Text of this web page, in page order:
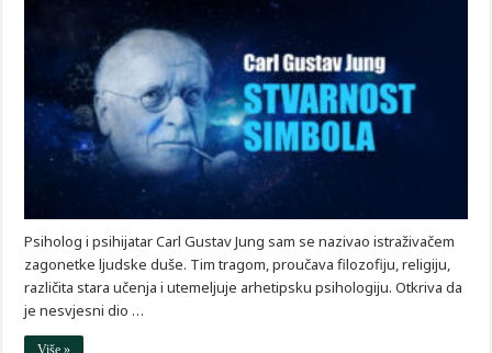
Psiholog i psihijatar Carl Gustav Jung sam se nazivao istraživačem
zagonetke ljudske duše. Tim tragom, proučava filozofiju, religiju,
različita stara učenja i utemeljuje arhetipsku psihologiju. Otkriva da
je nesvjesni dio …
Više »